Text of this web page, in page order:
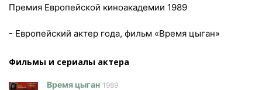
Премия Европейской киноакадемии 1989
- Европейский актер года, фильм «Время цыган»
Фильмы и сериалы актера
Время цыган 1989